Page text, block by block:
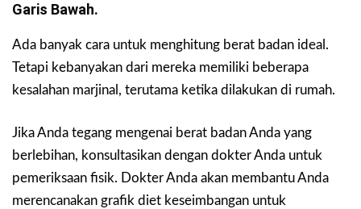
Garis Bawah.
Ada banyak cara untuk menghitung berat badan ideal.
Tetapi kebanyakan dari mereka memiliki beberapa
kesalahan marjinal, terutama ketika dilakukan di rumah.
Jika Anda tegang mengenai berat badan Anda yang
berlebihan, konsultasikan dengan dokter Anda untuk
pemeriksaan fisik. Dokter Anda akan membantu Anda
merencanakan grafik diet keseimbangan untuk